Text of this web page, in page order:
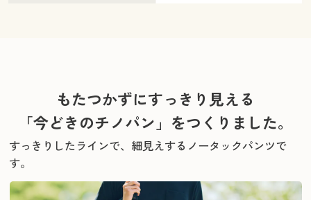
もたつかずにすっきり見える
「今どきのチノパン」をつくりました。
すっきりしたラインで、細見えするノータックパンツで
す。